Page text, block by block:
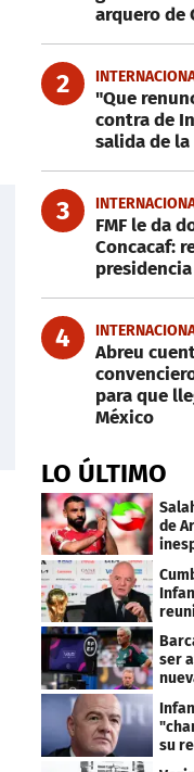
arquero de
2
"Que
contra de
salida de la
3
FMF le da
Concacaf:
4
Abreu
para que
México
LO ÚLTIMO
de
ser
su
de